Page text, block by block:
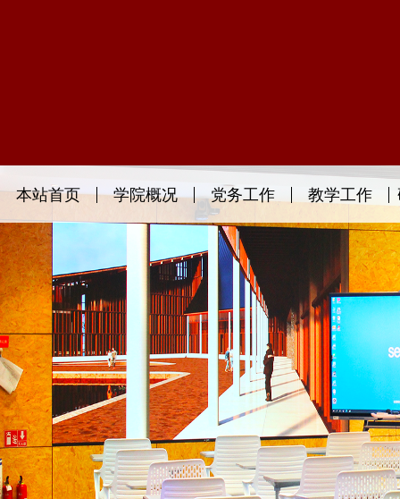
本站首页 学院概况 党务工作 教学工作